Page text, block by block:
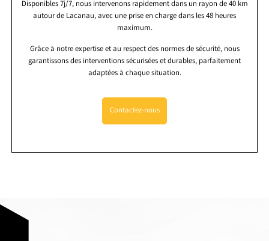
Disponibles 7j/7, nous intervenons rapidement dans un rayon de 40 km
autour de Lacanau, avec une prise en charge dans les 48 heures
maximum.
Grâce à notre expertise et au respect des normes de sécurité, nous
garantissons des interventions sécurisées et durables, parfaitement
adaptées à chaque situation.
Contactez-nous